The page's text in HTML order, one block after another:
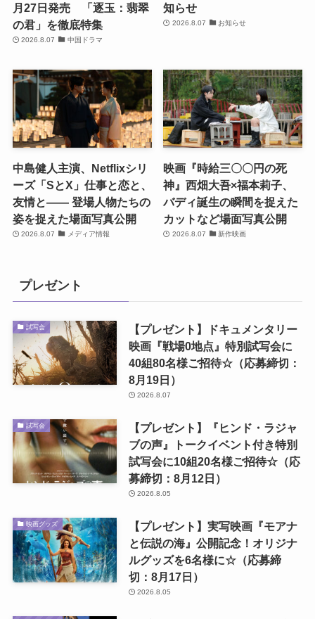
月27日発売 「逐玉：翡翠
の君」を徹底特集
2026.8.07 中国ドラマ
知らせ
2026.8.07 お知らせ
中島健人主演、Netflixシリ
ーズ「SとX」仕事と恋と、
友情と―― 登場人物たちの
姿を捉えた場面写真公開
2026.8.07 メディア情報
映画『時給三〇〇円の死
神』西畑大吾×福本莉子、
バディ誕生の瞬間を捉えた
カットなど場面写真公開
2026.8.07 新作映画
プレゼント
試写会
【プレゼント】ドキュメンタリー
映画『戦場0地点』特別試写会に
40組80名様ご招待☆（応募締切：
8月19日）
2026.8.07
試写会
【プレゼント】『ヒンド・ラジャ
ブの声』トークイベント付き特別
試写会に10組20名様ご招待☆（応
募締切：8月12日）
2026.8.05
映画グッズ
【プレゼント】実写映画『モアナ
と伝説の海』公開記念！オリジナ
ルグッズを6名様に☆（応募締
切：8月17日）
2026.8.05